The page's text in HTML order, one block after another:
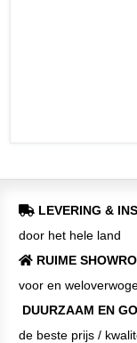
LEVERING &
door het hele land
RUIME
voor en
DUURZAAM EN
de beste prijs /